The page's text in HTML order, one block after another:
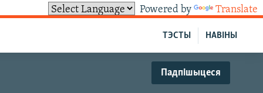
Powered by Translate
НАВІНЫ
ТЭСТЫ
Падпішыцеся